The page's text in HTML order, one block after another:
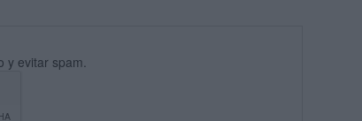
y evitar spam.